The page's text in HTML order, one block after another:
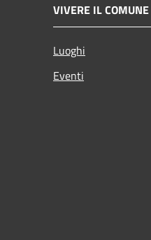
VIVERE IL COMUNE
Luoghi
Eventi